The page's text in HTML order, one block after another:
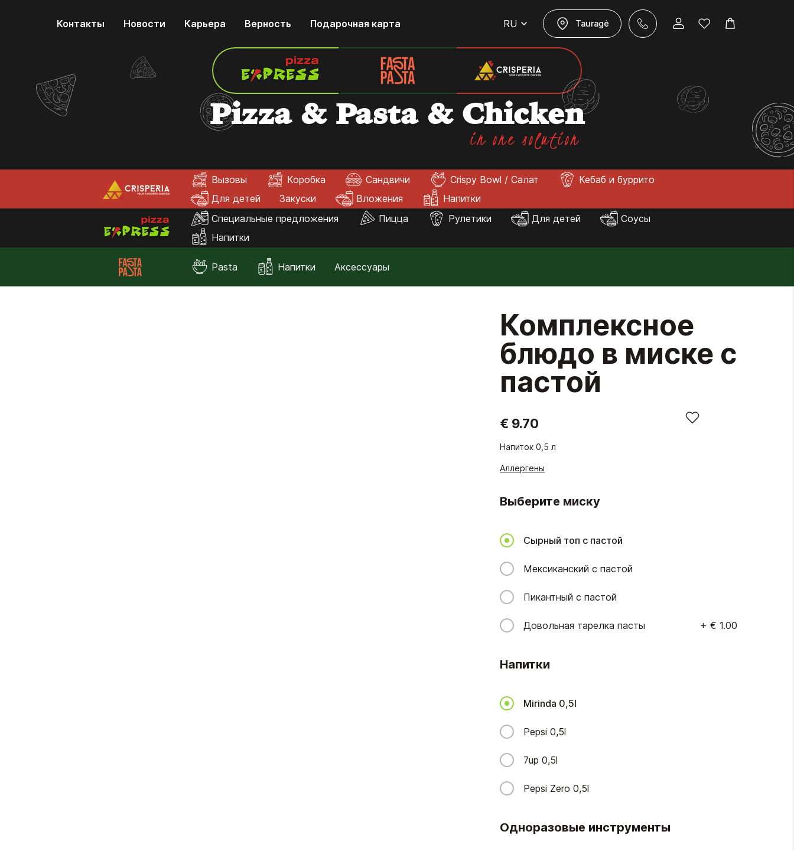
Контакты Новости Карьера Верность Подарочная карта RU Tauragė
Pizza & Pasta & Chicken
in one solution
Вызовы Коробка Сандвичи Crispy Bowl / Салат
Кебаб и буррито
Для детей
Закуски Вложения
Напитки
Специальные предложения
Пицца Рулетики Для детей
Соусы
Напитки
Pasta Напитки Аксессуары
Комплексное
блюдо в миске с
пастой
€ 9.70
Напиток 0,5 л
Аллергены
Выберите миску
Сырный топ с пастой
Мексиканский с пастой
Пикантный с пастой
Довольная тарелка пасты + € 1.00
Напитки
Mirinda 0,5l
Pepsi 0,5l
7up 0,5l
Pepsi Zero 0,5l
Одноразовые инструменты